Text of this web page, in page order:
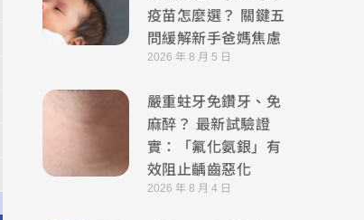
疫苗怎麼選？ 關鍵五
問緩解新手爸媽焦慮
2026 年 8 月 5 日
嚴重蛀牙免鑽牙、免
麻醉？ 最新試驗證
實：「氟化氨銀」有
效阻止齲齒惡化
2026 年 8 月 4 日